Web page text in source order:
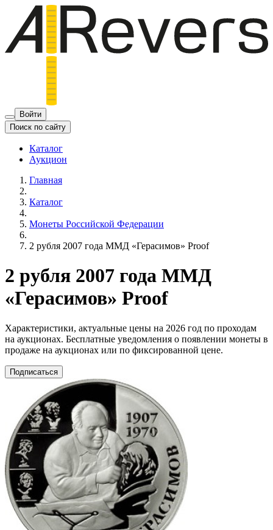
Войти
Поиск по сайту
Каталог
Аукцион
Главная
Каталог
Монеты Российской Федерации
2 рубля 2007 года ММД «Герасимов» Proof
2 рубля 2007 года ММД
«Герасимов» Proof
Характеристики, актуальные цены на 2026 год по проходам
на аукционах. Бесплатные уведомления о появлении монеты в
продаже на аукционах или по фиксированной цене.
Подписаться